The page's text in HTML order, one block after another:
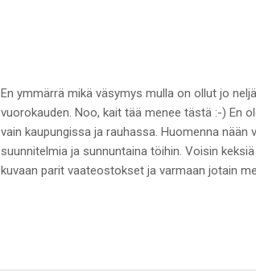
En ymmärrä mikä väsymys mulla on ollut jo
vuorokauden. Noo, kait tää menee tästä :-) En
vain kaupungissa ja rauhassa. Huomenna nään
suunnitelmia ja sunnuntaina töihin. Voisin
kuvaan parit vaateostokset ja varmaan jotain
alussa sain Cristiinalta synttärilahjaksi yhden